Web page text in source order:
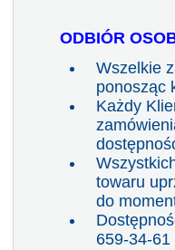
ODBIÓR
Wszelkie
ponosząc
Każdy
towaru
do
659-34-61